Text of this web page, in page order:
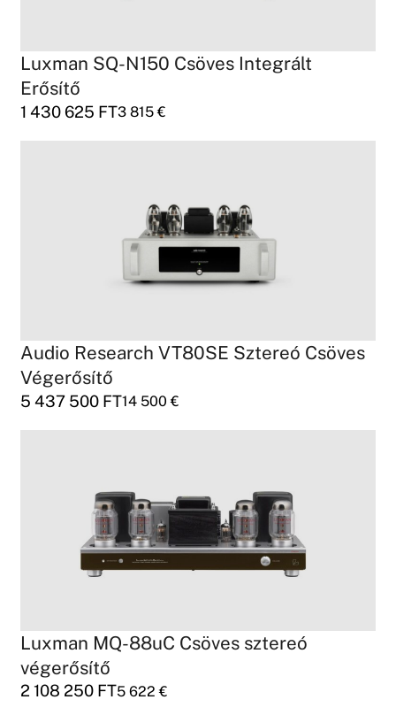
Luxman SQ-N150 Csöves Integrált
Erősítő
1 430 625 FT3 815€
Audio Research VT80SE Sztereó Csöves
Végerősítő
5 437 500 FT14 500€
Luxman MQ-88uC Csöves sztereó
végerősítő
2 108 250 FT5 622€